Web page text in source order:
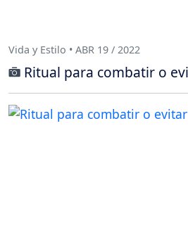
Vida y Estilo • ABR 19 / 2022
Ritual para combatir o